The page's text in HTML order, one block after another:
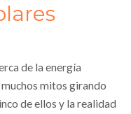
de la energía
mitos girando
de ellos y la realidad